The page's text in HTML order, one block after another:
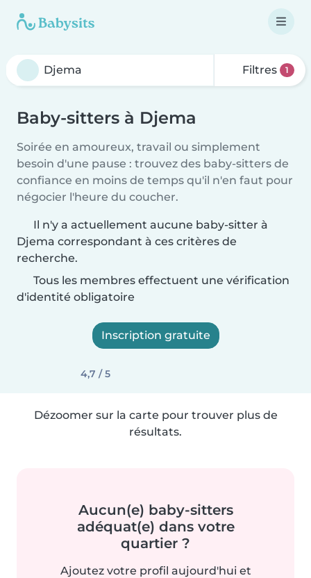
Filtres 1
Baby-sitters à Djema
Soirée en amoureux, travail ou simplement
besoin d'une pause : trouvez des baby-sitters de
confiance en moins de temps qu'il n'en faut pour
négocier l'heure du coucher.
Il n'y a actuellement aucune baby-sitter à
Djema correspondant à ces critères de
recherche.
Tous les membres effectuent une vérification
d'identité obligatoire
Inscription gratuite
4,7 / 5
Dézoomer sur la carte pour trouver plus de
résultats.
Aucun(e) baby-sitters
adéquat(e) dans votre
quartier ?
Ajoutez votre profil aujourd'hui et